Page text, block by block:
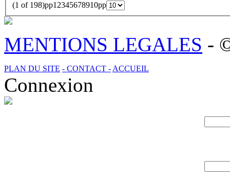
(1 of 198)pp1 2345678910pp
MENTIONS LEGALES -
PLAN DU SITE - CONTACT - ACCUEIL
Connexion